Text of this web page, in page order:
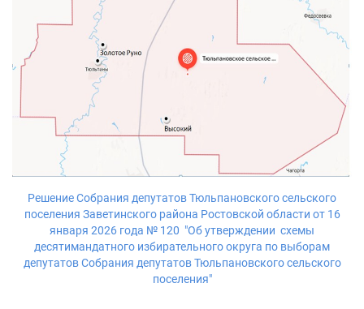
Решение Собрания депутатов Тюльпановского сельского
поселения Заветинского района Ростовской области от 16
января 2026 года № 120 "Об утверждении схемы
десятимандатного избирательного округа по выборам
депутатов Собрания депутатов Тюльпановского сельского
поселения"